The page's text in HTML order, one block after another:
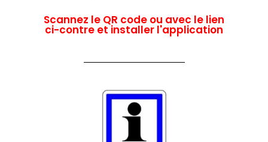
Scannez le QR code ou avec le lien
ci-contre et installer l'application